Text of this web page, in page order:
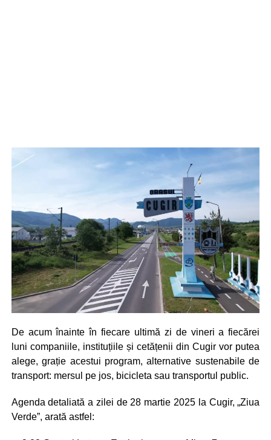
De acum înainte în fiecare ultimă zi de vineri a fiecărei
luni companiile, instituțiile și cetățenii din Cugir vor putea
alege, grație acestui program, alternative sustenabile de
transport: mersul pe jos, bicicleta sau transportul public.
Agenda detaliată a zilei de 28 martie 2025 la Cugir, „Ziua
Verde”, arată astfel: